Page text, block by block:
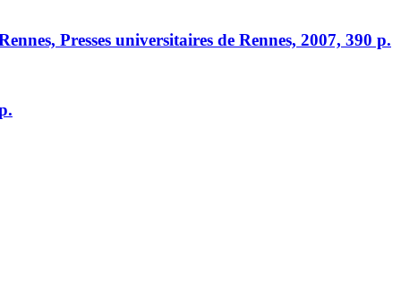
Presses universitaires de Rennes, 2007, 390 p.